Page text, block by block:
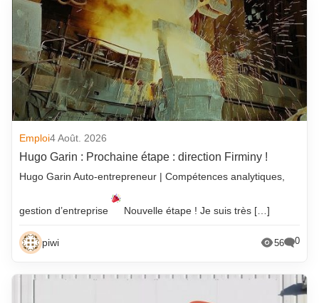
Emploi4 Août. 2026
Hugo Garin : Prochaine étape : direction Firminy !
Hugo Garin Auto-entrepreneur | Compétences analytiques,
gestion d’entreprise Nouvelle étape ! Je suis très […]
piwi 56 0